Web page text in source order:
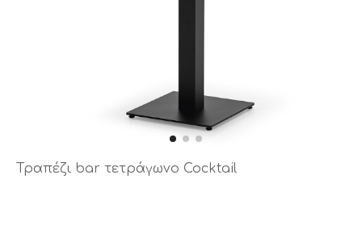
Τραπέζι bar τετράγωνο Cocktail